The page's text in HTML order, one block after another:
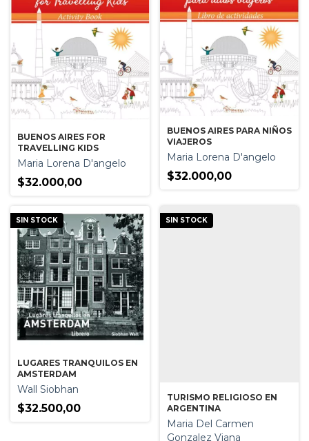
BUENOS AIRES FOR
TRAVELLING KIDS
Maria Lorena D'angelo
$32.000,00
BUENOS AIRES PARA NIÑOS
VIAJEROS
Maria Lorena D'angelo
$32.000,00
SIN STOCK
LUGARES TRANQUILOS EN
AMSTERDAM
Wall Siobhan
$32.500,00
SIN STOCK
TURISMO RELIGIOSO EN
ARGENTINA
Maria Del Carmen
Gonzalez Viana